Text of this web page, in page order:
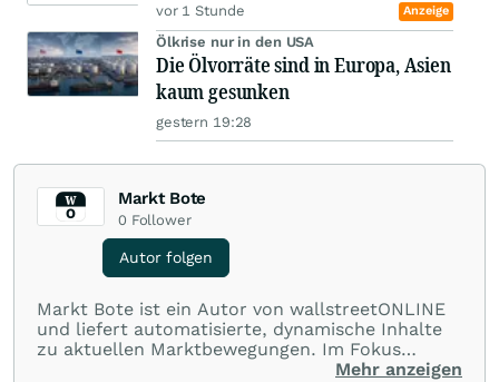
vor 1 Stunde Anzeige
Ölkrise nur in den USA
Die Ölvorräte sind in Europa, Asien
kaum gesunken
gestern 19:28
Markt Bote
0 Follower
Autor folgen
Markt Bote ist ein Autor von wallstreetONLINE
und liefert automatisierte, dynamische Inhalte
zu aktuellen Marktbewegungen. Im Fokus
stehen Tops und Flops, Branchentrends und
Mehr anzeigen